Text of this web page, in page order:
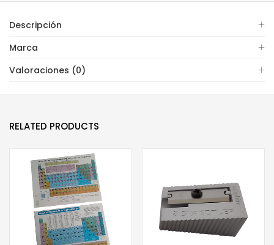
Descripción
Marca
Valoraciones (0)
RELATED PRODUCTS